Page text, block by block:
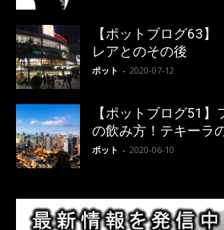
【ポットブログ63
レアとのその後
ポット - 2020-07-12
【ポットブログ51
の飲み方！テキーラ
ポット - 2020-06-10